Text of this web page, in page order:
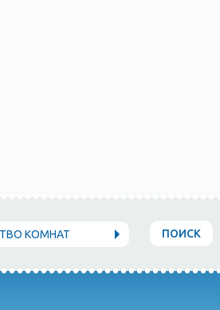
КОМНАТ ПОИСК